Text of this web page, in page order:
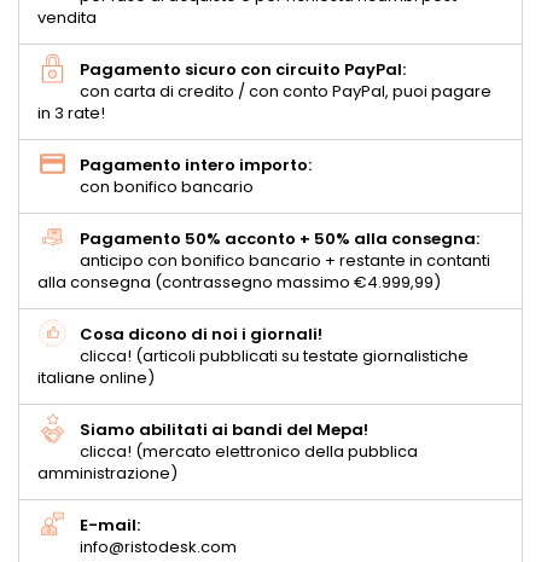
vendita
Pagamento sicuro con circuito PayPal:
con carta di credito / con conto PayPal, puoi pagare
in 3 rate!
Pagamento intero importo:
con bonifico bancario
Pagamento 50% acconto + 50% alla consegna:
anticipo con bonifico bancario + restante in contanti
alla consegna (contrassegno massimo €4.999,99)
Cosa dicono di noi i giornali!
clicca! (articoli pubblicati su testate giornalistiche
italiane online)
Siamo abilitati ai bandi del Mepa!
clicca! (mercato elettronico della pubblica
amministrazione)
E-mail:
info@ristodesk.com